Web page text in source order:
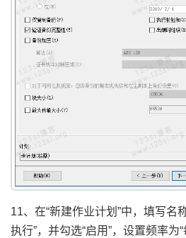
11、在“新建作业计划”中，填写名
执行”，并勾选“启用”，设置频率为